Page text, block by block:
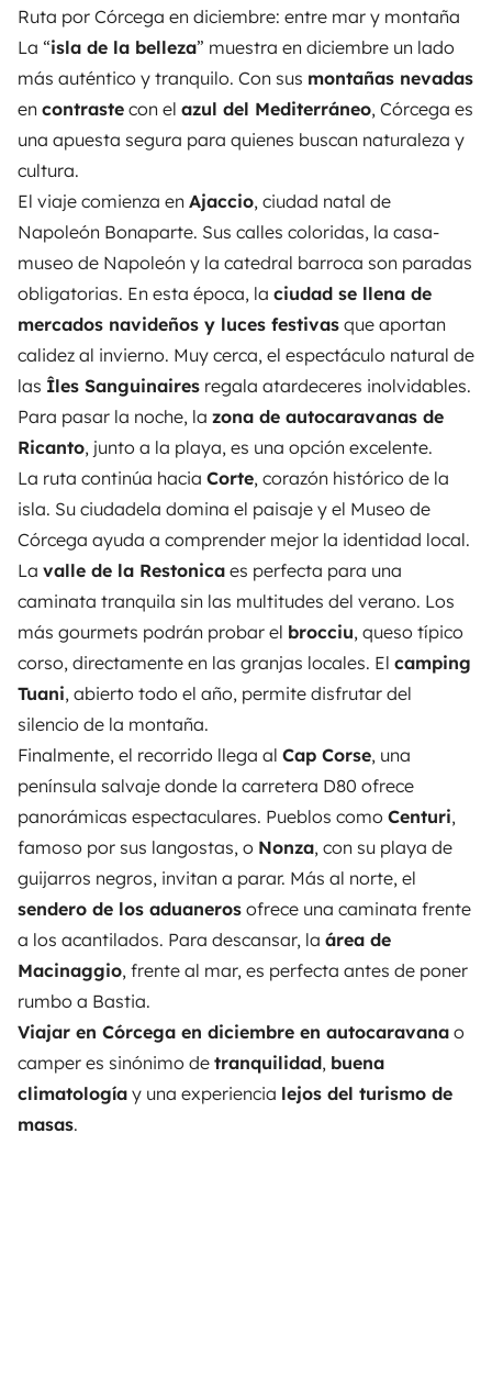
Ruta por Córcega en diciembre: entre mar y montaña
La “isla de la belleza” muestra en diciembre un lado
más auténtico y tranquilo. Con sus montañas nevadas
en contraste con el azul del Mediterráneo, Córcega es
una apuesta segura para quienes buscan naturaleza y
cultura.
El viaje comienza en Ajaccio, ciudad natal de
Napoleón Bonaparte. Sus calles coloridas, la casa-
museo de Napoleón y la catedral barroca son paradas
obligatorias. En esta época, la ciudad se llena de
mercados navideños y luces festivas que aportan
calidez al invierno. Muy cerca, el espectáculo natural de
las Îles Sanguinaires regala atardeceres inolvidables.
Para pasar la noche, la zona de autocaravanas de
Ricanto, junto a la playa, es una opción excelente.
La ruta continúa hacia Corte, corazón histórico de la
isla. Su ciudadela domina el paisaje y el Museo de
Córcega ayuda a comprender mejor la identidad local.
La valle de la Restonica es perfecta para una
caminata tranquila sin las multitudes del verano. Los
más gourmets podrán probar el brocciu, queso típico
corso, directamente en las granjas locales. El camping
Tuani, abierto todo el año, permite disfrutar del
silencio de la montaña.
Finalmente, el recorrido llega al Cap Corse, una
península salvaje donde la carretera D80 ofrece
panorámicas espectaculares. Pueblos como Centuri,
famoso por sus langostas, o Nonza, con su playa de
guijarros negros, invitan a parar. Más al norte, el
sendero de los aduaneros ofrece una caminata frente
a los acantilados. Para descansar, la área de
Macinaggio, frente al mar, es perfecta antes de poner
rumbo a Bastia.
Viajar en Córcega en diciembre en autocaravana o
camper es sinónimo de tranquilidad, buena
climatología y una experiencia lejos del turismo de
masas.